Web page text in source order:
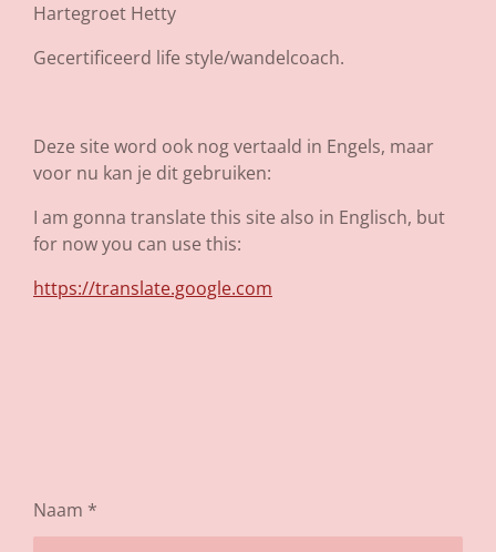
Hartegroet Hetty
Gecertificeerd life style/wandelcoach.
Deze site word ook nog vertaald in Engels, maar
voor nu kan je dit gebruiken:
I am gonna translate this site also in Englisch, but
for now you can use this:
https://translate.google.com
Naam *